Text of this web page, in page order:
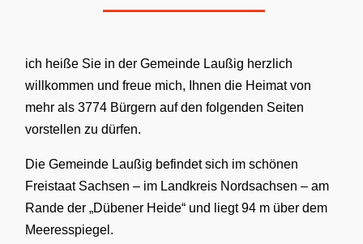
ich heiße Sie in der Gemeinde Laußig herzlich
willkommen und freue mich, Ihnen die Heimat von
mehr als 3774 Bürgern auf den folgenden Seiten
vorstellen zu dürfen.
Die Gemeinde Laußig befindet sich im schönen
Freistaat Sachsen – im Landkreis Nordsachsen – am
Rande der „Dübener Heide“ und liegt 94 m über dem
Meeresspiegel.